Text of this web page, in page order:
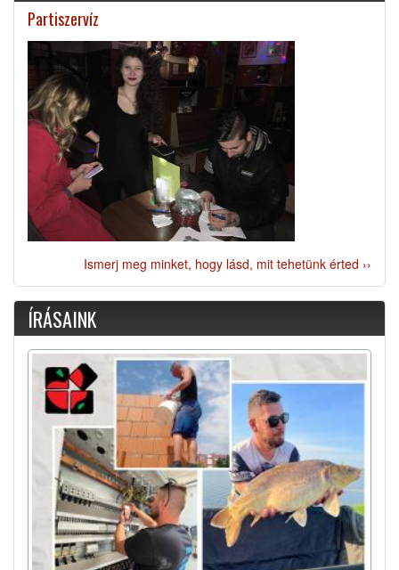
Partiszervíz
Ismerj meg minket, hogy lásd, mit tehetünk érted ››
ÍRÁSAINK